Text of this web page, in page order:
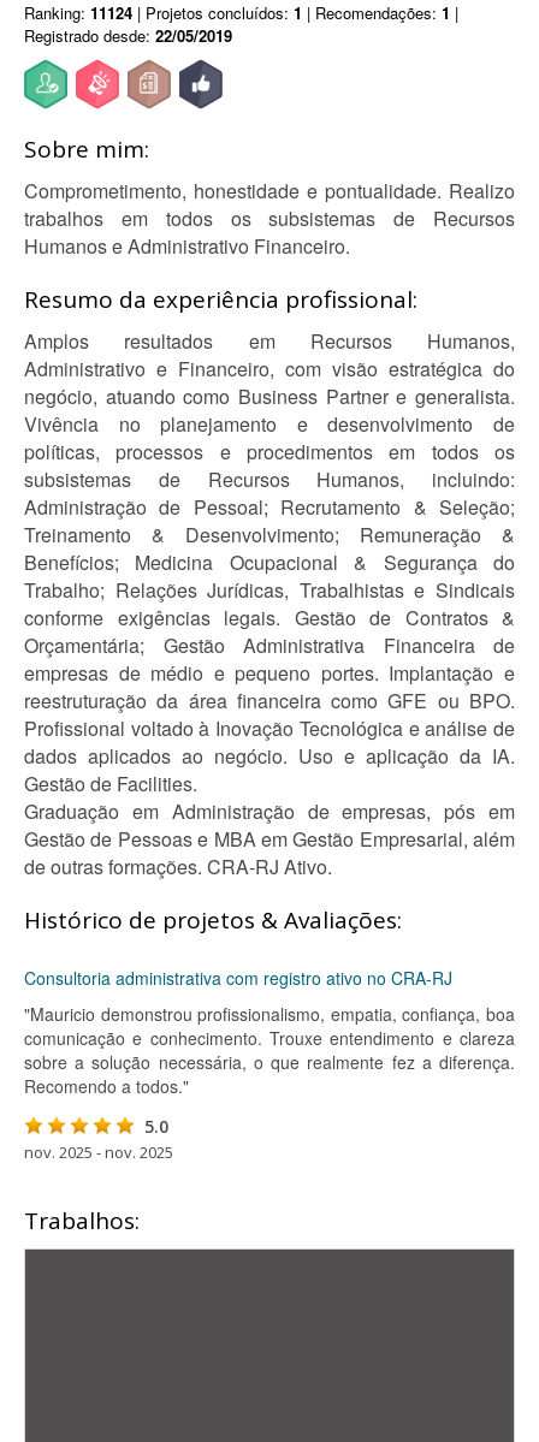
Ranking: 11124 | Projetos concluídos: 1 | Recomendações: 1 |
Registrado desde: 22/05/2019
Sobre mim:
Comprometimento, honestidade e pontualidade. Realizo
trabalhos em todos os subsistemas de Recursos
Humanos e Administrativo Financeiro.
Resumo da experiência profissional:
Amplos resultados em Recursos Humanos,
Administrativo e Financeiro, com visão estratégica do
negócio, atuando como Business Partner e generalista.
Vivência no planejamento e desenvolvimento de
políticas, processos e procedimentos em todos os
subsistemas de Recursos Humanos, incluindo:
Administração de Pessoal; Recrutamento & Seleção;
Treinamento & Desenvolvimento; Remuneração &
Benefícios; Medicina Ocupacional & Segurança do
Trabalho; Relações Jurídicas, Trabalhistas e Sindicais
conforme exigências legais. Gestão de Contratos &
Orçamentária; Gestão Administrativa Financeira de
empresas de médio e pequeno portes. Implantação e
reestruturação da área financeira como GFE ou BPO.
Profissional voltado à Inovação Tecnológica e análise de
dados aplicados ao negócio. Uso e aplicação da IA.
Gestão de Facilities.
Graduação em Administração de empresas, pós em
Gestão de Pessoas e MBA em Gestão Empresarial, além
de outras formações. CRA-RJ Ativo.
Histórico de projetos & Avaliações:
Consultoria administrativa com registro ativo no CRA-RJ
"Mauricio demonstrou profissionalismo, empatia, confiança, boa
comunicação e conhecimento. Trouxe entendimento e clareza
sobre a solução necessária, o que realmente fez a diferença.
Recomendo a todos."
5.0
nov. 2025 - nov. 2025
Trabalhos: